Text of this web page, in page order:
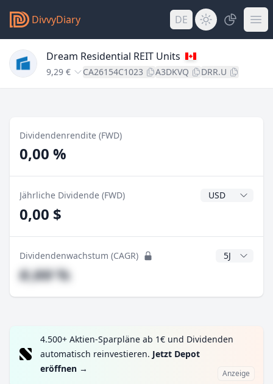
DivvyDiary DE
Dream Residential REIT Units
9,29 € CA26154C1023 A3DKVQ DRR.U
Dividendenrendite (FWD)
0,00 %
Jährliche Dividende (FWD)
0,00 $
Dividendenwachstum (CAGR) CAGR Jahre
#,## %
4.500+ Aktien-Sparpläne ab 1€ und Dividenden
automatisch reinvestieren. Jetzt Depot
eröffnen → Anzeige